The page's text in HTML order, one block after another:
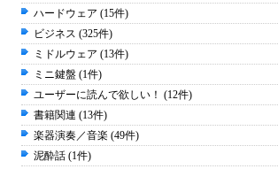
ハードウェア (15件)
ビジネス (325件)
ミドルウェア (13件)
ミニ鍵盤 (1件)
ユーザーに読んで欲しい！ (12件)
書籍関連 (13件)
楽器演奏／音楽 (49件)
泥酔話 (1件)